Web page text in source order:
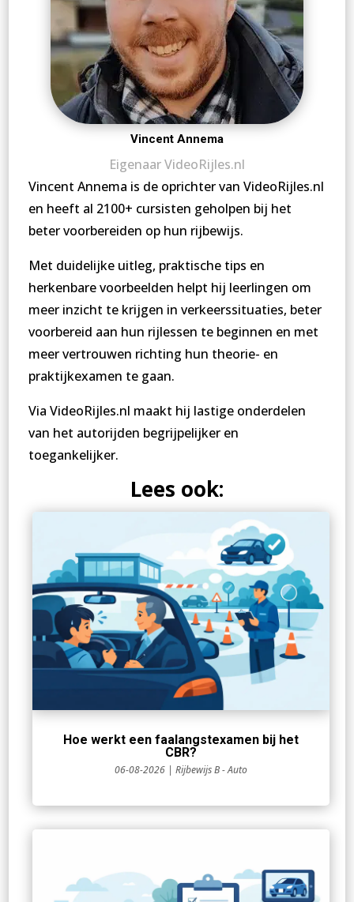
Vincent Annema
Eigenaar VideoRijles.nl
Vincent Annema is de oprichter van VideoRijles.nl
en heeft al 2100+ cursisten geholpen bij het
beter voorbereiden op hun rijbewijs.
Met duidelijke uitleg, praktische tips en
herkenbare voorbeelden helpt hij leerlingen om
meer inzicht te krijgen in verkeerssituaties, beter
voorbereid aan hun rijlessen te beginnen en met
meer vertrouwen richting hun theorie- en
praktijkexamen te gaan.
Via VideoRijles.nl maakt hij lastige onderdelen
van het autorijden begrijpelijker en
toegankelijker.
Lees ook:
Hoe werkt een faalangstexamen bij het
CBR?
06-08-2026 | Rijbewijs B - Auto